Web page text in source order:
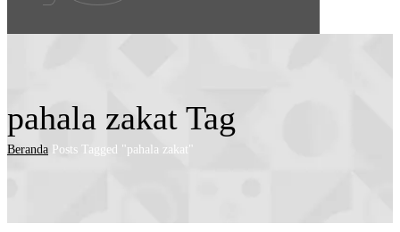
pahala zakat Tag
Beranda Posts Tagged "pahala zakat"